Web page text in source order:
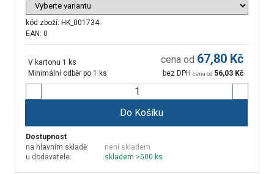
kód zboží: HK_001734
EAN: 0
V kartonu 1 ks
Minimální odběr po 1 ks
cena od 67,80 Kč
bez DPH cena od 56,03 Kč
Do Košíku
Dostupnost
na hlavním skladě:
není skladem
u dodavatele:
skladem >500 ks